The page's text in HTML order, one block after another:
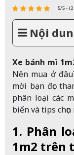
5/5 - (2
Nội
Xe bánh mì
Nên mua ở
mời bạn đọc
phân loại các
biến và tips
1. Phân
1m2 trên